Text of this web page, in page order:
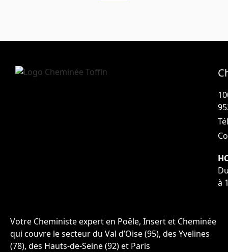
à
Votre Cheministe expert en Poêle, Insert et Cheminée
qui couvre le secteur du Val d’Oise (95), des Yvelines
(78), des Hauts-de-Seine (92) et Paris